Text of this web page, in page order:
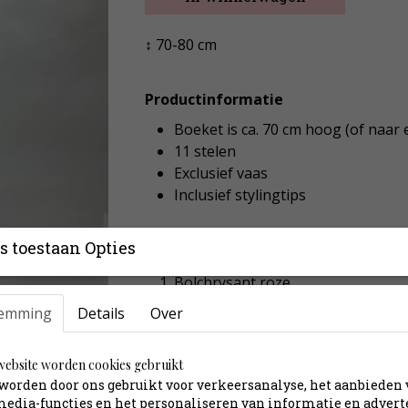
↕ 70-80 cm
Productinformatie
Boeket is ca. 70 cm hoog (of
11 stelen
Exclusief vaas
Inclusief stylingtips
Bolchrysant roze
Gladiool klein roze
Hibiscus geel
toestaan Opties
Details Over
worden cookies gebruikt
door ons gebruikt voor verkeersanalyse, het aanbieden
functies en het personaliseren van informatie en